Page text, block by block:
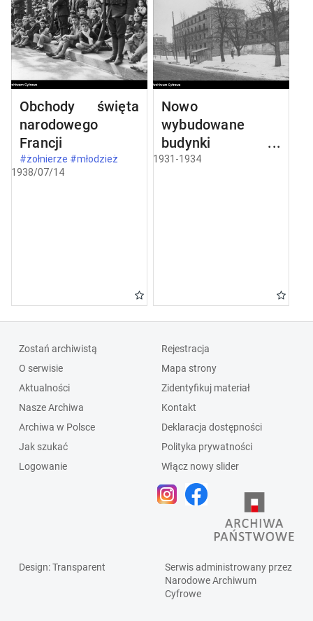
Obchody święta
narodowego
Francji
#żołnierze #młodzież
1938/07/14
Nowo
wybudowane
budynki w
Częstochowie
1931-1934
Zostań archiwistą
O serwisie
Aktualności
Nasze Archiwa
Archiwa w Polsce
Jak szukać
Logowanie
Rejestracja
Mapa strony
Zidentyfikuj materiał
Kontakt
Deklaracja dostępności
Polityka prywatności
Włącz nowy slider
Design: Transparent
Serwis administrowany przez
Narodowe Archiwum
Cyfrowe